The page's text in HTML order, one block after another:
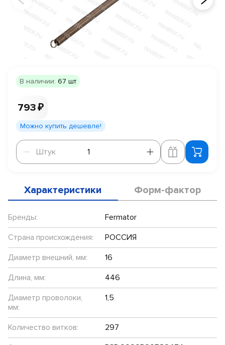
В наличии: 67 шт
793 ₽
Можно купить дешевле!
Штук
Штук
Характеристики Форм-фактор
Бренды:
Fermator
Страна происхождения:
РОССИЯ
Диаметр внешний, мм:
16
Длина, мм:
446
Диаметр проволоки,
мм:
1,5
Количество витков:
297